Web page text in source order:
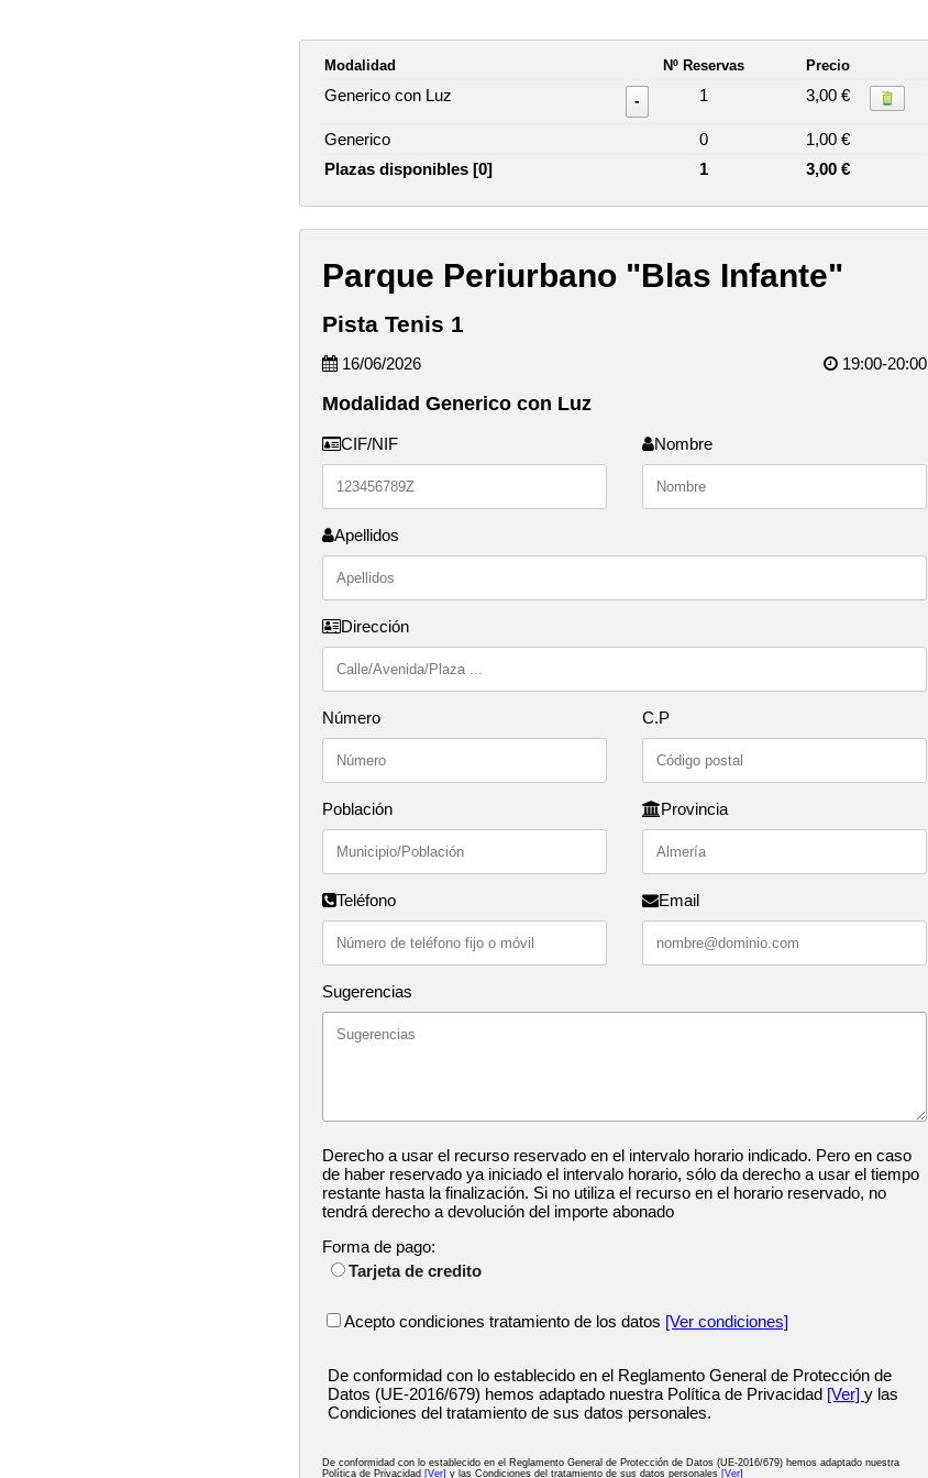
Modalidad Nº Reservas Precio
Generico con Luz - 1 3,00 €
Generico 0 1,00 €
Plazas disponibles [0] 1 3,00 €
Parque Periurbano "Blas Infante"
Pista Tenis 1
16/06/2026 19:00-20:00
Modalidad Generico con Luz
CIF/NIF Nombre
Apellidos
Dirección
Número C.P
Población Provincia
Teléfono Email
Sugerencias
Derecho a usar el recurso reservado en el intervalo horario indicado. Pero en caso
de haber reservado ya iniciado el intervalo horario, sólo da derecho a usar el tiempo
restante hasta la finalización. Si no utiliza el recurso en el horario reservado, no
tendrá derecho a devolución del importe abonado
Forma de pago:
Tarjeta de credito
Acepto condiciones tratamiento de los datos [Ver condiciones]
De conformidad con lo establecido en el Reglamento General de Protección de
Datos (UE-2016/679) hemos adaptado nuestra Política de Privacidad [Ver] y las
Condiciones del tratamiento de sus datos personales.
De conformidad con lo establecido en el Reglamento General de Protección de Datos (UE-2016/679) hemos adaptado nuestra
Política de Privacidad [Ver] y las Condiciones del tratamiento de sus datos personales [Ver]